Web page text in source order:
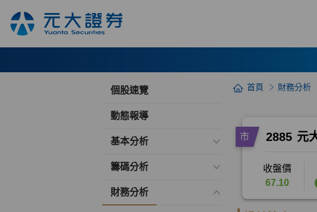
個股速覽
動態報導
基本分析
籌碼分析
財務分析
首頁 財務分析